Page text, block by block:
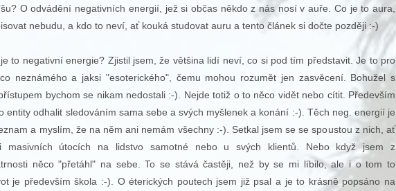
O odvádění negativních energií, jež si občas někdo z nás nosí v auře. Co je to aura,
nebudu, a kdo to neví, ať kouká studovat auru a tento článek si dočte později :-)
to negativní energie? Zjistil jsem, že většina lidí neví, co si pod tím představit. Je to pro
neznámého a jaksi "esoterického", čemu mohou rozumět jen zasvěcení. Bohužel s
bychom se nikam nedostali :-). Nejde totiž o to něco vidět nebo cítit. Především
entity odhalit sledováním sama sebe a svých myšlenek a konání :-). Těch neg. energií je
a myslím, že na něm ani nemám všechny :-). Setkal jsem se se spoustou z nich, ať
masivních útocích na lidstvo samotné nebo u svých klientů. Nebo když jsem z
něco "přetáhl" na sebe. To se stává častěji, než by se mi líbilo, ale i o tom to
je především škola :-). O éterických poutech jsem již psal a je to krásně popsáno na